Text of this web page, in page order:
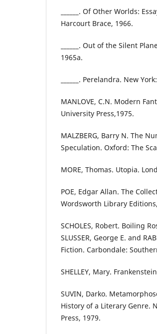
______. Of Other Worlds:
Harcourt Brace, 1966.
______. Out of the Silent
1965a.
______. Perelandra. New
MANLOVE, C.N. Modern
University Press,1975.
MALZBERG, Barry N. The
Speculation. Oxford: The
MORE, Thomas. Utopia.
POE, Edgar Allan. The
Wordsworth Library
SCHOLES, Robert. Boiling
SLUSSER, George E. and
Fiction. Carbondale:
SHELLEY, Mary.
SUVIN, Darko.
History of a Literary Genre.
Press, 1979.